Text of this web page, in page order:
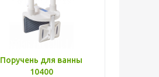
Поручень для ванны
10400